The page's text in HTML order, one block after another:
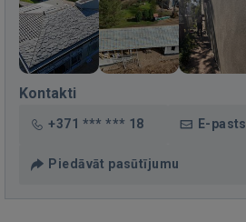
Kontakti
+371 *** *** 18 E-pasts
Piedāvāt pasūtījumu